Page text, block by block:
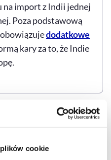
cookie
na import z Indii jednej
Poza podstawową
dodatkowe
kary za to, że Indie
UE